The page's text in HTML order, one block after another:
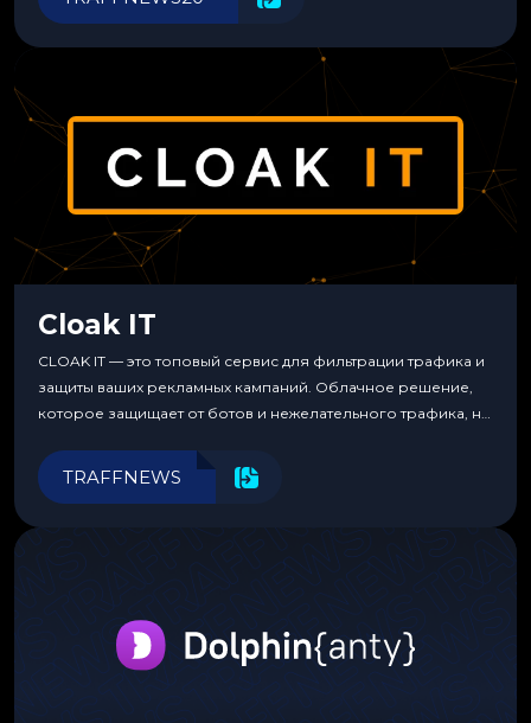
Cloak IT
CLOAK IT — это топовый сервис для фильтрации трафика и
защиты ваших рекламных кампаний. Облачное решение,
которое защищает от ботов и нежелательного трафика, не
программирования.
TRAFFNEWS